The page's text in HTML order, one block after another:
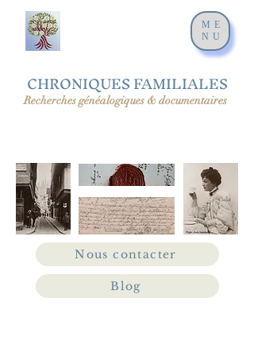
CHRONIQUES FAMILIALES
Recherches généalogiques & documentaires
Nous contacter
Blog
ME
NU